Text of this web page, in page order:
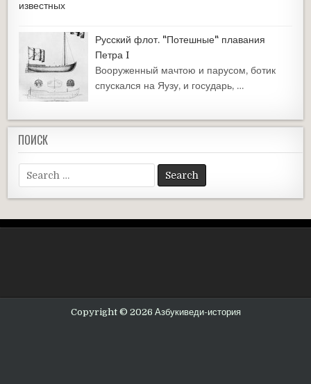
Русский флот. "Потешные" плавания
Петра I
Вооруженный мачтою и парусом, ботик
спускался на Яузу, и государь, …
ПОИСК
Search
for:
Copyright © 2026 Азбукиведи-история